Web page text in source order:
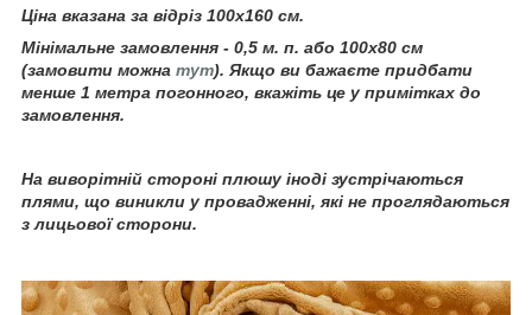
Ціна вказана за відріз 100х160 см.
Мінімальне замовлення - 0,5 м. п. або 100х80 см
(замовити можна тут). Якщо ви бажаєте придбати
менше 1 метра погонного, вкажіть це у примітках до
замовлення.
На виворітній стороні плюшу іноді зустрічаються
плями, що виникли у провадженні, які не проглядаються
з лицьової сторони.